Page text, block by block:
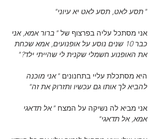
"תסע לאט, תסע לאט יא עיוני"
אני מסתכל עליה בפרצוף של "ברור אמא, אני
כבר 10 שנים נוסע על אופנועים, אמא שכחת
את האופנוע חשמלי שקנית לי שהייתי ילד?"
היא מסתכלת עליי בתחנונים "אני מוכנה
להביא לך אותו גם עכשיו ותזרוק את זה"
אני מביא לה נשיקה על המצח "אל תדאגי
אמא, אל תדאגי"